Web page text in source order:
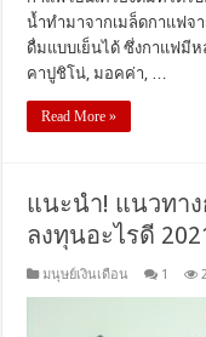
น้ำทำมาจากเมล็ดกาแฟจ
ดื่มแบบเย็นได้ ซึ่งกาแฟมี
คาปูชิโน่, มอคค่า, …
Read More »
แนะนำ! แนวทา
ลงทุนอะไรดี
มนุษย์เงินเดือน 1